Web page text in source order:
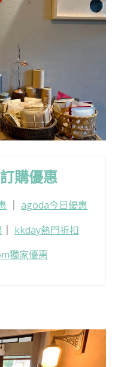
購優惠
agoda今日優惠
｜ kkday熱門折扣
獨家優惠